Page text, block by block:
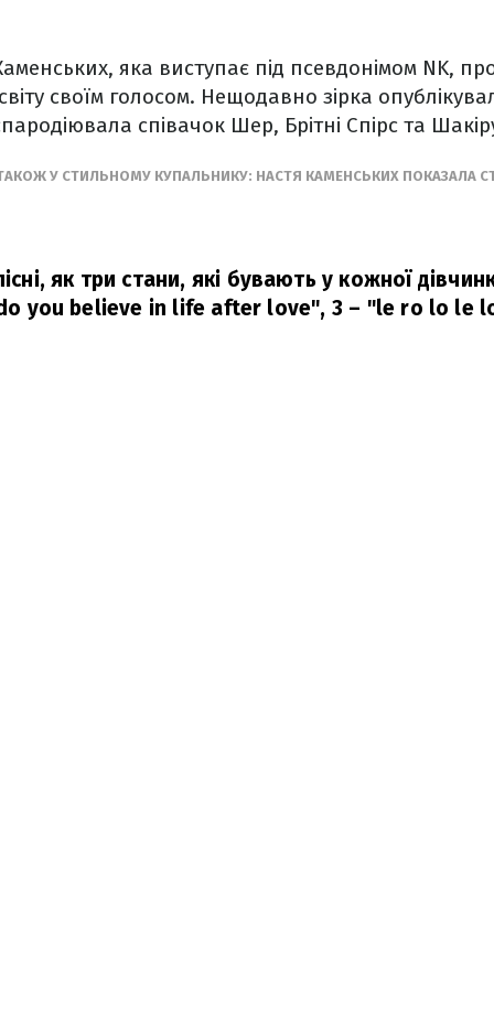
яка виступає під псевдонімом NK,
своїм голосом. Нещодавно зірка
співачок Шер, Брітні Спірс та
У СТИЛЬНОМУ КУПАЛЬНИКУ: НАСТЯ КАМЕНСЬКИХ ПОКАЗАЛА
як три стани, які бувають у кожної
you believe in life after love", 3 – "le ro lo le